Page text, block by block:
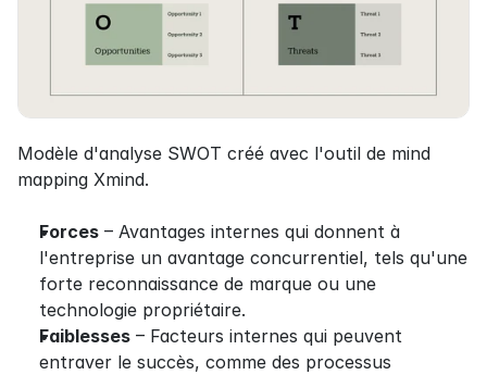
Modèle d'analyse SWOT créé avec l'outil de mind
mapping Xmind.
Forces – Avantages internes qui donnent à
l'entreprise un avantage concurrentiel, tels qu'une
forte reconnaissance de marque ou une
technologie propriétaire.
Faiblesses – Facteurs internes qui peuvent
entraver le succès, comme des processus